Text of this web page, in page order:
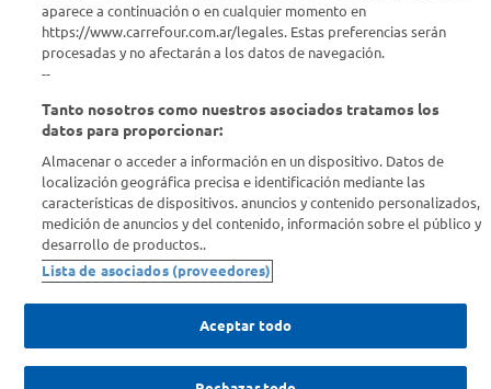
Comprá Online
Enterate de nuestras ofertas
que nadie.
Provincia
ENVIAR
aparece a continuación o en cualquier momento en
https://www.carrefour.com.ar/legales. Estas preferencias serán
procesadas y no afectarán a los datos de navegación.
--
Tanto nosotros como nuestros asociados tratamos los
datos para proporcionar:
Almacenar o acceder a información en un dispositivo. Datos de
localización geográfica precisa e identificación mediante las
características de dispositivos. anuncios y contenido personalizados,
medición de anuncios y del contenido, información sobre el público y
desarrollo de productos..
Lista de asociados (proveedores)
Aceptar todo